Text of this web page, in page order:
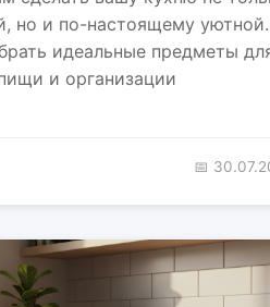
но и по-настоящему уютной.
идеальные предметы
и организации
📅